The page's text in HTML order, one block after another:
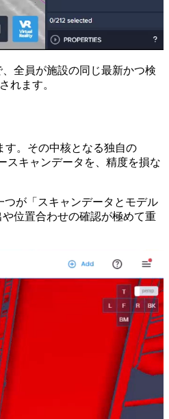
全員が施設の同じ最新かつ検
れます。
。その中核となる独自の
スキャンデータを、精度を損な
が「スキャンデータとモデル
位置合わせの確認が極めて重